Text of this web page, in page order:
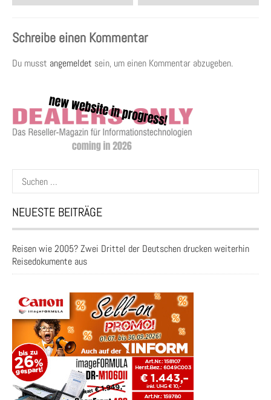
Schreibe einen Kommentar
Du musst angemeldet sein, um einen Kommentar abzugeben.
Suchen
nach:
NEUESTE BEITRÄGE
Reisen wie 2005? Zwei Drittel der Deutschen drucken weiterhin
Reisedokumente aus